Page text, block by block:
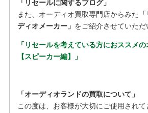
「リセールに関するブログ」
また、オーディオ買取専門店からみた
ディオメーカー」 をご紹介させていただ
「リセールを考えている方におススメ
【スピーカー編】」
「オーディオランドの買取について」
この度は、お客様が大切にご使用されて